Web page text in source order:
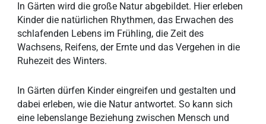
In Gärten wird die große Natur abgebildet. Hier erleben
Kinder die natürlichen Rhythmen, das Erwachen des
schlafenden Lebens im Frühling, die Zeit des
Wachsens, Reifens, der Ernte und das Vergehen in die
Ruhezeit des Winters.
In Gärten dürfen Kinder eingreifen und gestalten und
dabei erleben, wie die Natur antwortet. So kann sich
eine lebenslange Beziehung zwischen Mensch und